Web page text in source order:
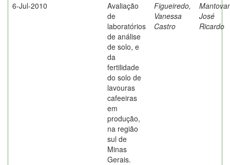
6-Jul-2010
Avaliação
de
laboratórios
de análise
de solo, e
da
fertilidade
do solo de
lavouras
cafeeiras
em
produção,
na região
sul de
Minas
Gerais.
Figueiredo,
Vanessa
Castro
José
Ricardo